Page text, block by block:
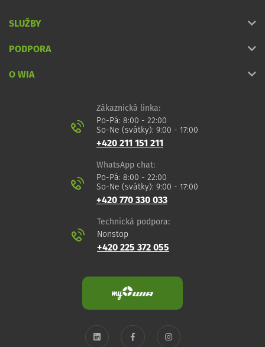
SLUŽBY
PODPORA
O WIA
Zákaznická linka:
Po-Pá: 8:00 - 22:00
So-Ne (svátky): 9:00 - 17:00
+420 211 151 211
WhatsApp chat:
Po-Pá: 8:00 - 22:00
So-Ne (svátky): 9:00 - 17:00
+420 770 330 033
Technická podpora:
Nonstop
+420 225 372 055